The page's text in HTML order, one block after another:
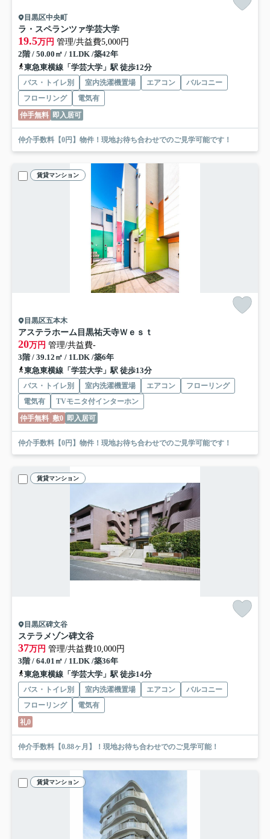
目黒区中央町
ラ・スペランツァ学芸大学
19.5万円 管理/共益費5,000円
2階 / 50.00㎡ / 1LDK /築42年
東急東横線「学芸大学」駅 徒歩12分
バス・トイレ別 室内洗濯機置場 エアコン
バルコニー
フローリング
電気有
仲手無料 即入居可
仲介手数料【0円】物件！現地お待ち合わせでのご見学可能です！
賃貸マンション
目黒区五本木
アステラホーム目黒祐天寺Ｗｅｓｔ
20万円 管理/共益費-
3階 / 39.12㎡ / 1LDK /築6年
東急東横線「学芸大学」駅 徒歩13分
バス・トイレ別 室内洗濯機置場 エアコン
フローリング
電気有
TVモニタ付インターホン
仲手無料 敷0 即入居可
仲介手数料【0円】物件！現地お待ち合わせでのご見学可能です！
賃貸マンション
目黒区碑文谷
ステラメゾン碑文谷
37万円 管理/共益費10,000円
3階 / 64.01㎡ / 1LDK /築36年
東急東横線「学芸大学」駅 徒歩14分
バス・トイレ別 室内洗濯機置場 エアコン
バルコニー
フローリング
電気有
礼0
仲介手数料【0.88ヶ月】！現地お待ち合わせでのご見学可能！
賃貸マンション